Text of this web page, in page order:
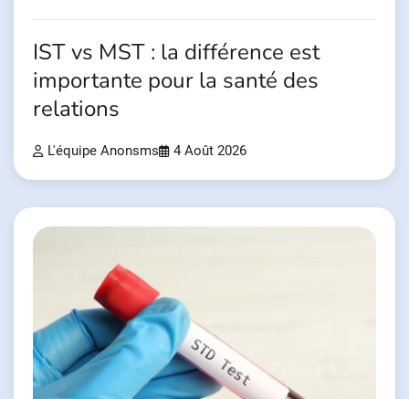
IST vs MST : la différence est
importante pour la santé des
relations
L'équipe Anonsms 4 Août 2026